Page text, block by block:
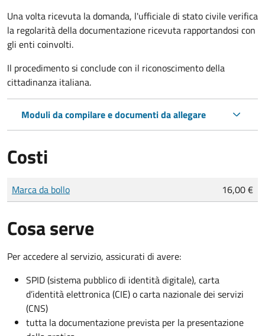
Una volta ricevuta la domanda, l'ufficiale di stato civile verifica
la regolarità della documentazione ricevuta rapportandosi con
gli enti coinvolti.
Il procedimento si conclude con il riconoscimento della
cittadinanza italiana.
Moduli da compilare e documenti da allegare
Costi
Tipo di pagamento
Importo
Marca da bollo 16,00 €
Cosa serve
Per accedere al servizio, assicurati di avere:
SPID (sistema pubblico di identità digitale), carta
d’identità elettronica (CIE) o carta nazionale dei servizi
(CNS)
tutta la documentazione prevista per la presentazione